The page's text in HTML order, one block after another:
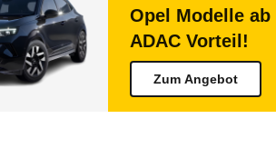
Opel Modelle
ADAC Vorteil!
Zum Angebot